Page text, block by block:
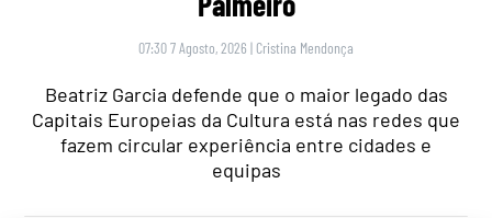
07:30 7 Agosto, 2026 | Cristina Mendonça
Beatriz Garcia defende que o maior legado das
Capitais Europeias da Cultura está nas redes que
fazem circular experiência entre cidades e
equipas